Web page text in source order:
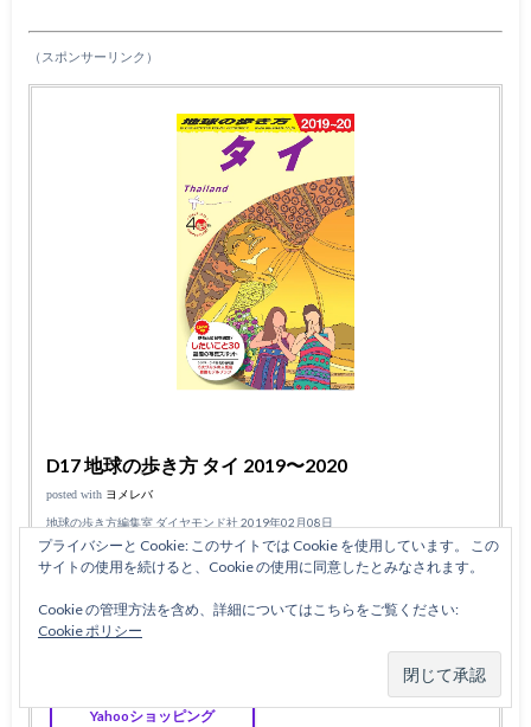
（スポンサーリンク）
D17 地球の歩き方 タイ 2019〜2020
posted with ヨメレバ
地球の歩き方編集室 ダイヤモンド社 2019年02月08日
楽天ブックス 楽天kobo
Amazon Kindle
Yahooショッピング
プライバシーと Cookie: このサイトでは Cookie を使用しています。 この
サイトの使用を続けると、Cookie の使用に同意したとみなされます。
Cookie の管理方法を含め、詳細についてはこちらをご覧ください:
Cookie ポリシー